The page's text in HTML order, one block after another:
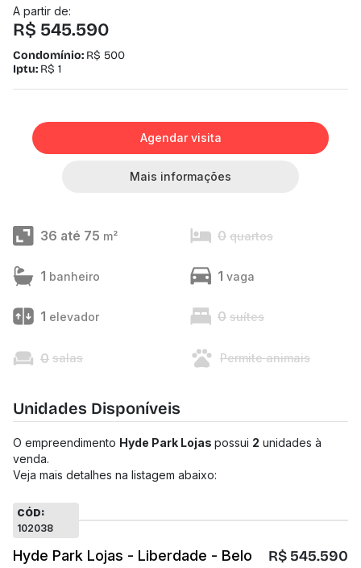
A partir de:
R$ 545.590
Condomínio: R$ 500
Iptu: R$ 1
Agendar visita
Mais informações
36 até 75 m² 0 quartos
1 banheiro 1 vaga
1 elevador 0 suítes
0 salas Permite animais
Unidades Disponíveis
O empreendimento Hyde Park Lojas possui 2 unidades à
venda.
Veja mais detalhes na listagem abaixo:
CÓD:
102038
Hyde Park Lojas - Liberdade - Belo
R$ 545.590